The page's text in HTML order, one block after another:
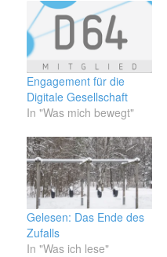
Engagement für die
Digitale Gesellschaft
In "Was mich bewegt"
Gelesen: Das Ende des
Zufalls
In "Was ich lese"